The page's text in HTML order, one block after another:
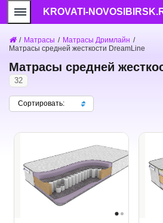
KROVATI-
/ Матрасы / Матрасы Дримлайн /
Матрасы средней жесткости DreamLine
Матрасы средней
32
Сортировать: